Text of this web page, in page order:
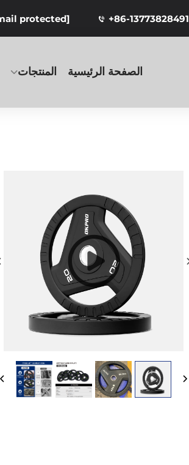
+86-13773828491
protected]
الصفحة الرئيسية المنتجات